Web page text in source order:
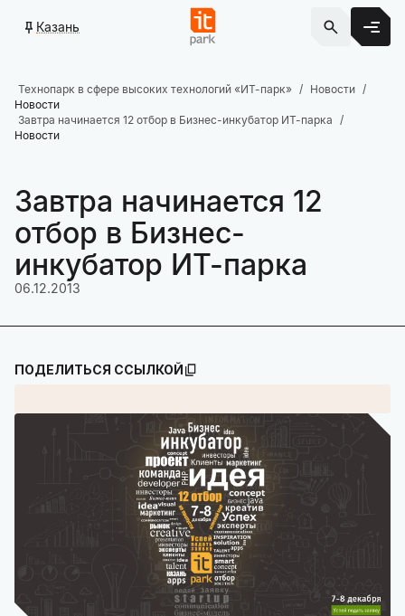
Казань
Технопарк в сфере высоких технологий «ИТ-парк»
Новости
Новости
Завтра начинается 12 отбор в Бизнес-инкубатор ИТ-парка
Новости
Завтра начинается 12
отбор в Бизнес-
инкубатор ИТ-парка
06.12.2013
ПОДЕЛИТЬСЯ ССЫЛКОЙ